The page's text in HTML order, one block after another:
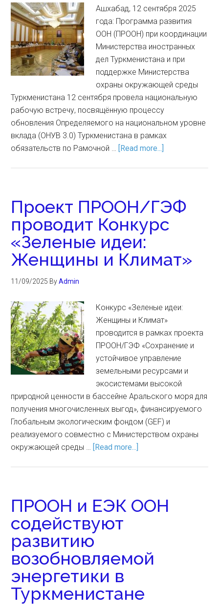
Ашхабад, 12 сентября 2025
года: Программа развития
ООН (ПРООН) при координации
Министерства иностранных
дел Туркменистана и при
поддержке Министерства
охраны окружающей среды
Туркменистана 12 сентября провела национальную
рабочую встречу, посвящённую процессу
обновления Определяемого на национальном уровне
вклада (ОНУВ 3.0) Туркменистана в рамках
обязательств по Рамочной … [Read more...]
Проект ПРООН/ГЭФ
проводит Конкурс
«Зеленые идеи:
Женщины и Климат»
11/09/2025 ByAdmin
Конкурс «Зеленые идеи:
Женщины и Климат»
проводится в рамках проекта
ПРООН/ГЭФ «Сохранение и
устойчивое управление
земельными ресурсами и
экосистемами высокой
природной ценности в бассейне Аральского моря для
получения многочисленных выгод», финансируемого
Глобальным экологическим фондом (GEF) и
реализуемого совместно с Министерством охраны
окружающей среды … [Read more...]
ПРООН и ЕЭК ООН
содействуют
развитию
возобновляемой
энергетики в
Туркменистане